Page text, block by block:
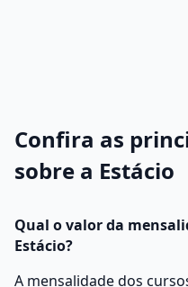
Confira as
sobre a Estácio
Qual o valor da
Estácio?
A mensalidade dos